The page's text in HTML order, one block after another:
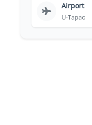
Airport
U-Tapao